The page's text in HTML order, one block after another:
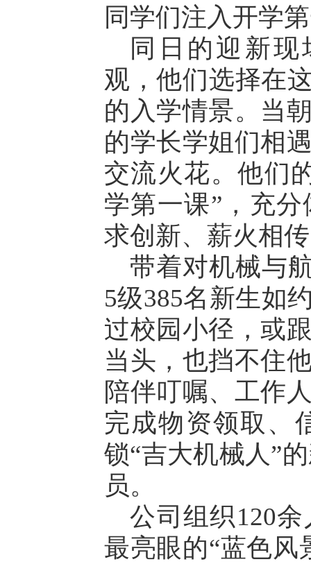
同学们注入开学
同日的迎新现
观，他们选择在
的入学情景。当
的学长学姐们相
交流火花。他们
学第一课”，充
求创新、薪火相
带着对机械与
5级385名新生如
过校园小径，或
当头，也挡不住
陪伴叮嘱、工作
完成物资领取、
锁“吉大机械人”
员。
公司组织120
最亮眼的“蓝色风